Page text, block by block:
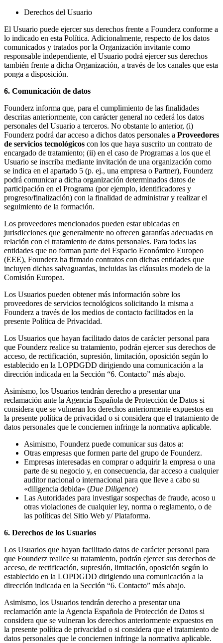
Derechos del Usuario
El Usuario puede ejercer sus derechos frente a Founderz conforme a
lo indicado en esta Política. Adicionalmente, respecto de los datos
comunicados y tratados por la Organización invitante como
responsable independiente, el Usuario podrá ejercer sus derechos
también frente a dicha Organización, a través de los canales que esta
ponga a disposición.
6. Comunicación de datos
Founderz informa que, para el cumplimiento de las finalidades
descritas anteriormente, con carácter general no cederá los datos
personales del Usuario a terceros. No obstante lo anterior, (i)
Founderz podrá dar acceso a dichos datos personales a Proveedores
de servicios tecnológicos con los que haya suscrito un contrato de
encargado de tratamiento; (ii) en el caso de Programas a los que el
Usuario se inscriba mediante invitación de una organización como
se indica en el apartado 5 (p. ej., una empresa o Partner), Founderz
podrá comunicar a dicha organización determinados datos de
participación en el Programa (por ejemplo, identificadores y
progreso/finalización) con la finalidad de administrar y realizar el
seguimiento de la formación.
Los proveedores mencionados pueden estar ubicadas en
jurisdicciones que generalmente no ofrecen garantías adecuadas en
relación con el tratamiento de datos personales. Para todas las
entidades que no forman parte del Espacio Económico Europeo
(EEE), Founderz ha firmado contratos con dichas entidades que
incluyen dichas salvaguardas, incluidas las cláusulas modelo de la
Comisión Europea.
Los Usuarios pueden obtener más información sobre los
proveedores de servicios tecnológicos solicitando la misma a
Founderz a través de los medios de contacto facilitados en la
presente Política de Privacidad.
Los Usuarios que hayan facilitado datos de carácter personal para
que Founderz realice su tratamiento, podrán ejercer sus derechos de
acceso, de rectificación, supresión, limitación, oposición según lo
establecido en la LOPDGDD dirigiendo una comunicación a la
dirección indicada en la Sección “6. Contacto” más abajo.
Asimismo, los Usuarios tendrán derecho a presentar una
reclamación ante la Agencia Española de Protección de Datos si
considera que se vulneran los derechos anteriormente expuestos en
la presente política de privacidad o si considera que el tratamiento de
datos personales que le conciernen infringe la normativa aplicable.
Asimismo, Founderz puede comunicar sus datos a:
Otras empresas que formen parte del grupo de Founderz.
Empresas interesadas en comprar o adquirir la empresa o una
parte de su negocio y, en consecuencia, dar acceso a cualquier
auditor nacional o internacional para que lleve a cabo su
«diligencia debida» (Due Diligence)
Las Autoridades para investigar sospechas de fraude, acoso u
otras violaciones de cualquier ley, norma o reglamento, o de
las políticas del Sitio Web y/ Plataforma.
6. Derechos de los Usuarios
Los Usuarios que hayan facilitado datos de carácter personal para
que Founderz realice su tratamiento, podrán ejercer sus derechos de
acceso, de rectificación, supresión, limitación, oposición según lo
establecido en la LOPDGDD dirigiendo una comunicación a la
dirección indicada en la Sección “6. Contacto” más abajo.
Asimismo, los Usuarios tendrán derecho a presentar una
reclamación ante la Agencia Española de Protección de Datos si
considera que se vulneran los derechos anteriormente expuestos en
la presente política de privacidad o si considera que el tratamiento de
datos personales que le conciernen infringe la normativa aplicable.